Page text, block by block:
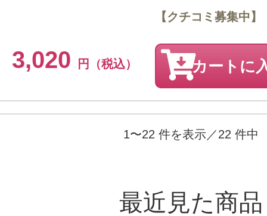
3,020 円（税込）
【クチコミ募集中】
カートに
1〜22 件を表示／22 件中
最近見た商品